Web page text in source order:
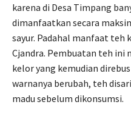
karena di Desa Timpang
dimanfaatkan secara
sayur. Padahal manfaat teh
Cjandra. Pembuatan teh ini
kelor yang kemudian
warnanya berubah, teh
madu sebelum dikonsumsi.